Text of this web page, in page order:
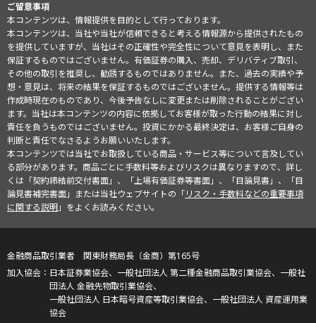
ご留意事項
本コンテンツは、情報提供を目的として行っております。
本コンテンツは、当社や当社が信頼できると考える情報源から提供されたもの
を提供していますが、当社はその正確性や完全性について意見を表明し、また
保証するものではございません。有価証券の購入、売却、デリバティブ取引、
その他の取引を推奨し、勧誘するものではありません。また、過去の実績や予
想・意見は、将来の結果を保証するものではございません。提供する情報等は
作成時現在のものであり、今後予告なしに変更または削除されることがござい
ます。当社は本コンテンツの内容に依拠してお客様が取った行動の結果に対し
責任を負うものではございません。投資にかかる最終決定は、お客様ご自身の
判断と責任でなさるようお願いいたします。
本コンテンツでは当社でお取扱している商品・サービス等について言及してい
る部分があります。商品ごとに手数料等およびリスクは異なりますので、詳し
くは「契約締結前交付書面」、「上場有価証券等書面」、「目論見書」、「目
論見書補完書面」または当社ウェブサイトの「リスク・手数料などの重要事項
に関する説明」をよくお読みください。
金融商品取引業者 関東財務局長（金商）第165号
日本証券業協会、一般社団法人 第二種金融商品取引業協会、一般社
団法人 金融先物取引業協会、
一般社団法人 日本暗号資産等取引業協会、一般社団法人 資産運用業
協会